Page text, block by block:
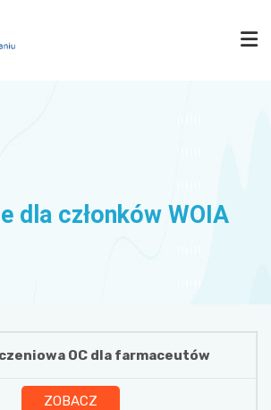
dla członków WOIA
OC dla farmaceutów
ZOBACZ